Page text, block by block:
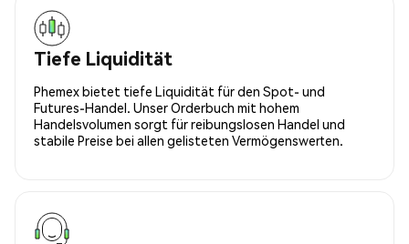
Tiefe Liquidität
Phemex bietet tiefe Liquidität für den Spot- und
Futures-Handel. Unser Orderbuch mit hohem
Handelsvolumen sorgt für reibungslosen Handel und
stabile Preise bei allen gelisteten Vermögenswerten.